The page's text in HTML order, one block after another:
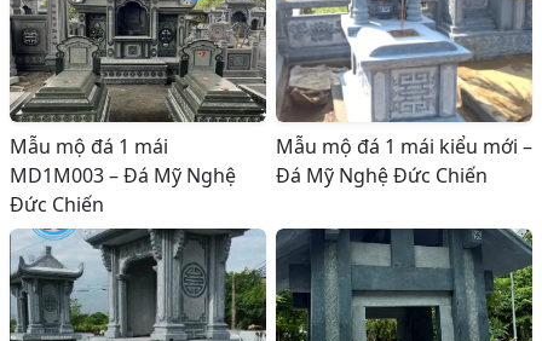
Mẫu mộ đá 1 mái
MD1M003 – Đá Mỹ Nghệ
Đức Chiến
Mẫu mộ đá 1 mái kiểu mới –
Đá Mỹ Nghệ Đức Chiến